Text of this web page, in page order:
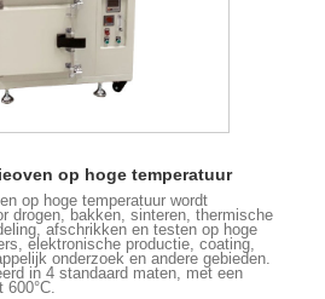
op hoge temperatuur
op hoge temperatuur wordt
drogen, bakken, sinteren, thermische
afschrikken en testen op hoge
elektronische productie, coating,
onderzoek en andere gebieden.
in 4 standaard maten, met een
600°C.